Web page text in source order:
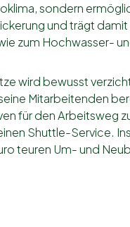
sondern
und trägt damit
zum Hochwasser-
wird bewusst
Mitarbeitenden
für den Arbeitsweg
Shuttle-Service.
teuren Um- und